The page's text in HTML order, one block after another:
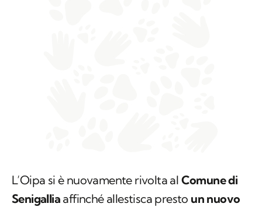
L’Oipa si è nuovamente rivolta al Comune di
Senigallia affinché allestisca presto un nuovo